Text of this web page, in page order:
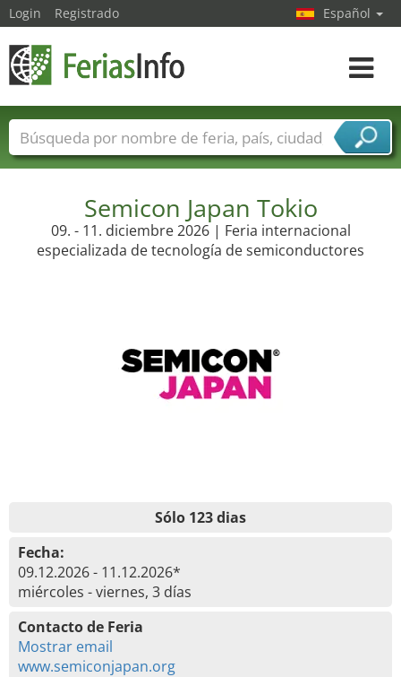
Semicon Japan Tokio
09. - 11. diciembre 2026 | Feria internacional
especializada de tecnología de semiconductores
Sólo 123 dias
Fecha:
09.12.2026 - 11.12.2026*
miércoles - viernes, 3 días
Contacto de Feria
Mostrar email
www.semiconjapan.org
Login Registrado Español
toggle
Nombres de ferias Países
Ciudades
Sectores de proveedor de servicios